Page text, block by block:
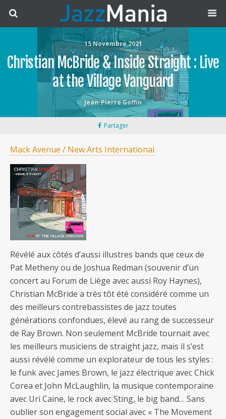
15 Novembre 2021
Christian McBride & Inside Straight : Live
at the Village Vanguard
Jean-Pierre Goffin
Partager
Mack Avenue / New Arts International
Révélé aux côtés d’aussi illustres bands que ceux de
Pat Metheny ou de Joshua Redman (souvenir d’un
concert au Forum de Liège avec aussi Roy Haynes),
Christian McBride a très tôt été considéré comme un
des meilleurs contrebassistes de jazz toutes
générations confondues, élevé au rang de successeur
de Ray Brown. Non seulement McBride tournait avec
les meilleurs musiciens de straight jazz, mais il s’est
aussi révélé comme un explorateur de tous les styles :
le funk avec James Brown, le jazz électrique avec Chick
Corea et John McLaughlin, la musique contemporaine
avec Uri Caine, le rock avec Sting, le big band… Sans
oublier son engagement social avec « The Movement